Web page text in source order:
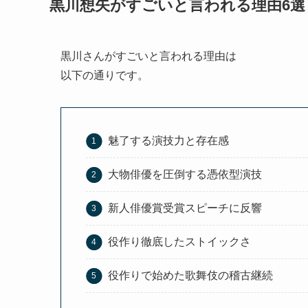
黒川想矢がすごいと言われる理由6
黒川さんがすごいと言われる理由は
以下の通りです。
魅了する演技力と存在感
大物俳優を圧倒する憑依型演技
新人俳優賞受賞スピーチに反響
役作り徹底したストイックさ
役作りで始めた歌舞伎の稽古継続